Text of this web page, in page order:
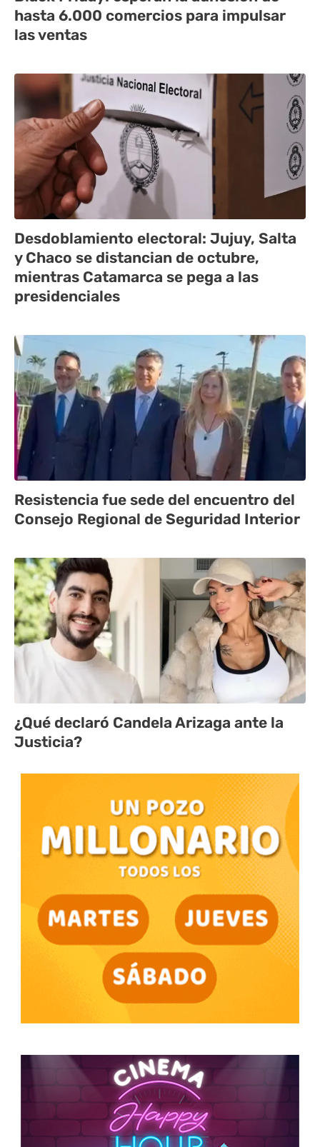
hasta 6.000 comercios para impulsar
las ventas
Desdoblamiento electoral: Jujuy, Salta
y Chaco se distancian de octubre,
mientras Catamarca se pega a las
presidenciales
Resistencia fue sede del encuentro del
Consejo Regional de Seguridad Interior
¿Qué declaró Candela Arizaga ante la
Justicia?